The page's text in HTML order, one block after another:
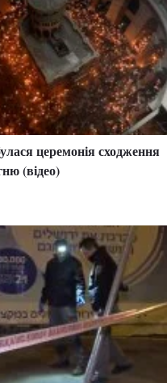
церемонія сходження
(відео)